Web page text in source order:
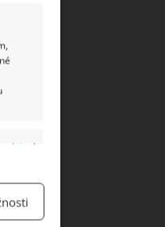
aktivní